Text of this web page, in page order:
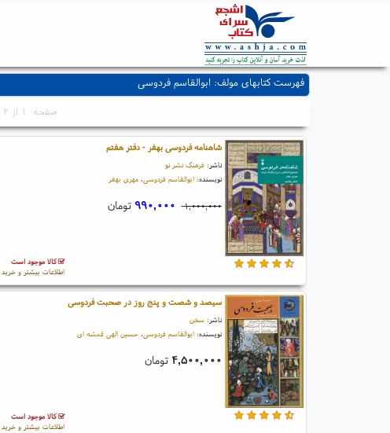
فهرست کتابهای مولف: ابوالقاسم فردوسی
صفحه: ۱ از ۲
شاهنامه فردوسی بهفر - دفتر هفتم
ناشر:فرهنگ نشر نو
نویسنده:ابوالقاسم فردوسی،مهری بهفر
۱,۰۰۰,۰۰۰ ۹۹۰,۰۰۰ تومان
کالا موجود است
اطلاعات بیشتر و خرید
سیصد و شصت و پنج روز در صحبت فردوسی
ناشر:سخن
نویسنده:ابوالقاسم فردوسی،حسین الهی قمشه ای
۴,۵۰۰,۰۰۰ تومان
کالا موجود است
اطلاعات بیشتر و خرید